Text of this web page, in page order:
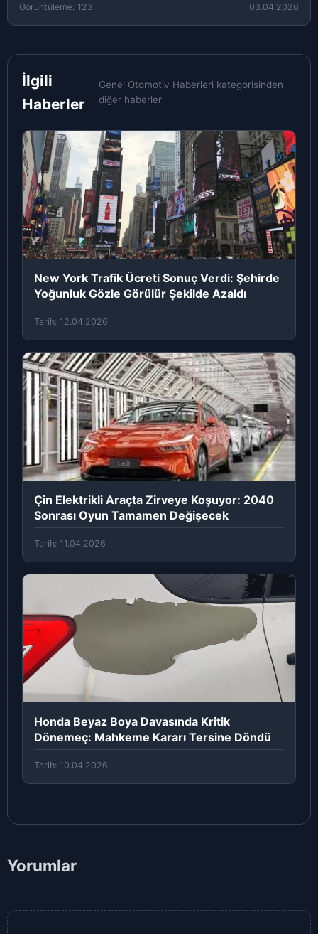
Görüntüleme: 123 03.04.2026
İlgili
Haberler
Genel Otomotiv Haberleri kategorisinden
diğer haberler
New York Trafik Ücreti Sonuç Verdi: Şehirde
Yoğunluk Gözle Görülür Şekilde Azaldı
Tarih: 12.04.2026
Çin Elektrikli Araçta Zirveye Koşuyor: 2040
Sonrası Oyun Tamamen Değişecek
Tarih: 11.04.2026
Honda Beyaz Boya Davasında Kritik
Dönemeç: Mahkeme Kararı Tersine Döndü
Tarih: 10.04.2026
Yorumlar